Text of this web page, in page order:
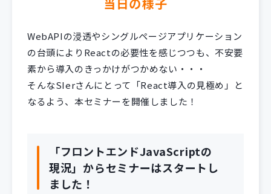
WebAPIの浸透やシングルページアプリケーション
の台頭によりReactの必要性を感じつつも、不安要
素から導入のきっかけがつかめない・・・
そんなSIerさんにとって「React導入の見極め」と
なるよう、本セミナーを開催しました！
「フロントエンドJavaScriptの
現況」からセミナーはスタートし
ました！